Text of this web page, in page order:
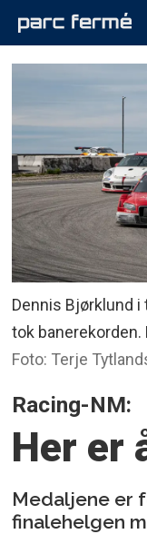
Dennis Bjørklund i
tok banerekorden.
Foto: Terje
Racing-NM:
Her er
Medaljene er
finalehelgen